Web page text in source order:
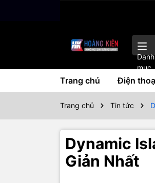
Danh
mục
Trang chủ Điện
Trang chủ Tin tức
Dynamic
Giản Nhất